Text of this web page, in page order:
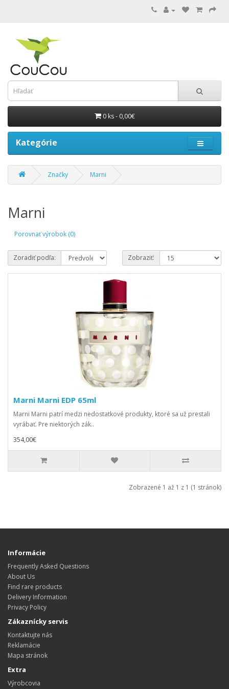
0 ks - 0,00€
Kategórie
Značky Marni
Marni
Porovnať výrobok (0)
Zoradiť podľa: Zobraziť:
Marni Marni EDP 65ml
Marni Marni patrí medzi nedostatkové produkty, ktoré sa už prestali
vyrábať. Pre niektorých zák..
354,00€
Zobrazené 1 až 1 z 1 (1 stránok)
Informácie
Frequently Asked Questions
About Us
Find rare products
Delivery Information
Privacy Policy
Zákaznícky servis
Kontaktujte nás
Reklamácie
Mapa stránok
Extra
Výrobcovia